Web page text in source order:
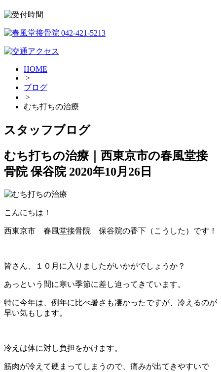
HOME
>
ブログ
>
むち打ちの治療
スタッフブログ
むち打ちの治療｜西東京市の春風堂接
骨院 保谷院 2020年10月26日
こんにちは！
西東京市 春風堂接骨院 保谷院の香下（こうした）です！
皆さん、１０月に入りましたがいかがでしょうか？
あっという間に寒い季節に差し迫ってきています。
特に今年は、例年に比べ暑さも凄かったですが、冷えるのが
早い気もします。
冷えは体に対し負担をかけます。
筋肉が冷えて硬まってしまうので、痛みが出てきやすいで